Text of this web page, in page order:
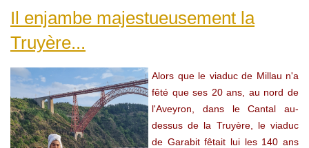
Il enjambe majestueusement la
Truyère...
Alors que le viaduc de Millau n'a
fêté que ses 20 ans, au nord de
l'Aveyron, dans le Cantal au-
dessus de la Truyère, le viaduc
de Garabit fêtait lui les 140 ans